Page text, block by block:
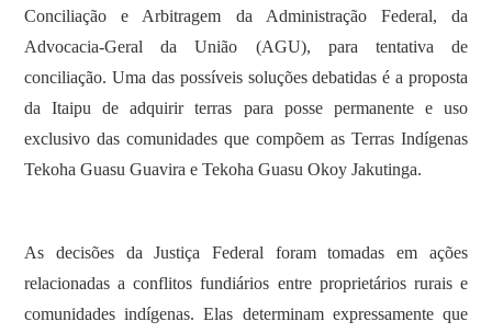
Conciliação e Arbitragem da Administração Federal, da
Advocacia-Geral da União (AGU), para tentativa de
conciliação. Uma das possíveis soluções debatidas é a proposta
da Itaipu de adquirir terras para posse permanente e uso
exclusivo das comunidades que compõem as Terras Indígenas
Tekoha Guasu Guavira e Tekoha Guasu Okoy Jakutinga.
As decisões da Justiça Federal foram tomadas em ações
relacionadas a conflitos fundiários entre proprietários rurais e
comunidades indígenas. Elas determinam expressamente que